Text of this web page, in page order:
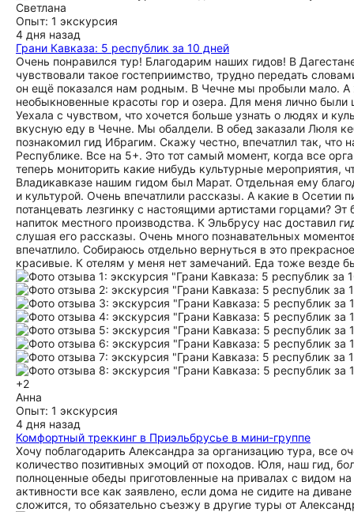
Светлана
Опыт: 1 экскурсия
4 дня назад
Грани Кавказа: 5 республик за 10 дней
Очень понравился тур! Благодарим наших гидов! В
чувствовали такое гостеприимство, трудно передать
он ещё показался нам родным. В Чечне мы пробыли мало. А
необыкновенные красоты гор и озера. Для меня лично
Уехала с чувством, что хочется больше узнать о людях и
вкусную еду в Чечне. Мы обалдели. В обед заказали Люля
познакомил гид Ибрагим. Скажу честно, впечатлил так,
Республике. Все на 5+. Это тот самый момент, когда все
теперь мониторить какие нибудь культурные
Владикавказе нашим гидом был Марат. Отдельная ему
и культурой. Очень впечатлили рассказы. А какие в Осетии
потанцевать лезгинку с настоящими артистами горцами?
напиток местного производства. К Эльбрусу нас
слушая его рассказы. Очень много познавательных
впечатлило. Собираюсь отдельно вернуться в это
красивые. К отелям у меня нет замечаний. Еда тоже везде
+2
Анна
Опыт: 1 экскурсия
4 дня назад
Комфортный треккинг в Приэльбрусье в мини-группе
Хочу поблагодарить Александра за организацию тура, все
количество позитивных эмоций от походов. Юля, наш гид,
полноценные обеды приготовленные на привалах с видом
активности все как заявлено, если дома не сидите на
сложится, то обязательно съезжу в другие туры от